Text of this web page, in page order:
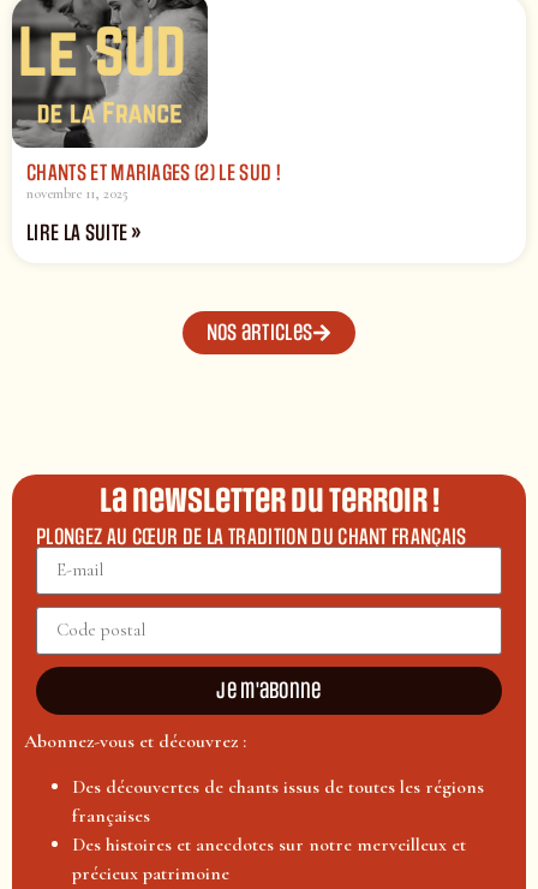
CHANTS ET MARIAGES (2) LE SUD !
novembre 11, 2025
LIRE LA SUITE »
Nos articles
La newsletter du terroir !
PLONGEZ AU CŒUR DE LA TRADITION DU CHANT FRANÇAIS
Je m'abonne
Abonnez-vous et découvrez :
Des découvertes de chants issus de toutes les régions
françaises
Des histoires et anecdotes sur notre merveilleux et
précieux patrimoine